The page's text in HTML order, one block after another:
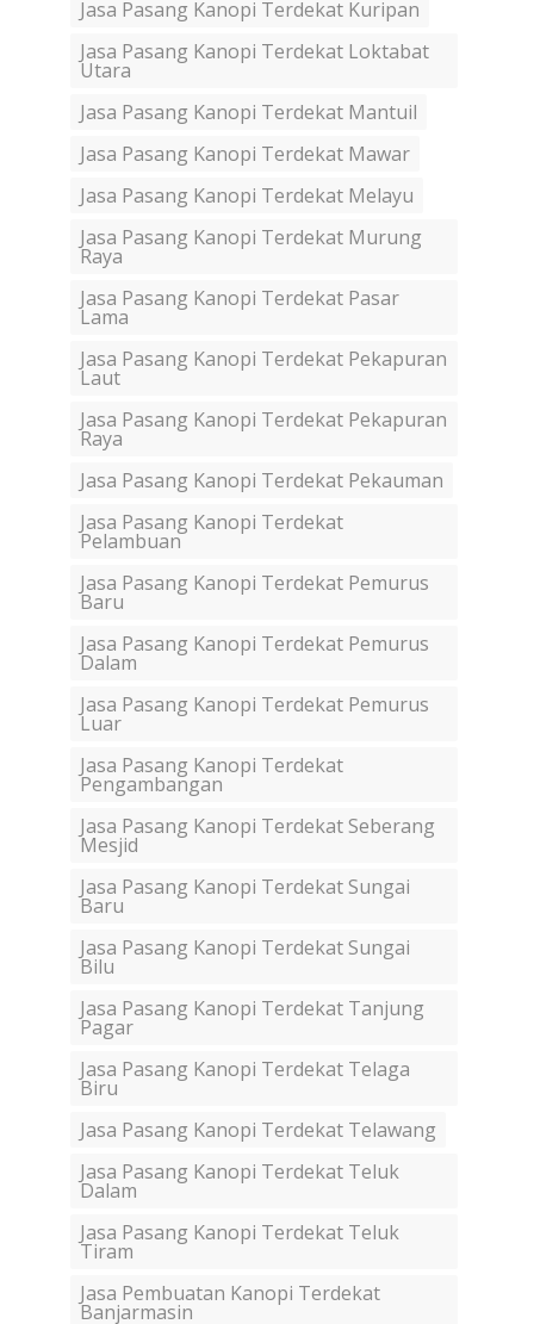
Jasa Pasang Kanopi Terdekat Kuripan
Jasa Pasang Kanopi Terdekat Loktabat
Utara
Jasa Pasang Kanopi Terdekat Mantuil
Jasa Pasang Kanopi Terdekat Mawar
Jasa Pasang Kanopi Terdekat Melayu
Jasa Pasang Kanopi Terdekat Murung
Raya
Jasa Pasang Kanopi Terdekat Pasar
Lama
Jasa Pasang Kanopi Terdekat Pekapuran
Laut
Jasa Pasang Kanopi Terdekat Pekapuran
Raya
Jasa Pasang Kanopi Terdekat Pekauman
Jasa Pasang Kanopi Terdekat
Pelambuan
Jasa Pasang Kanopi Terdekat Pemurus
Baru
Jasa Pasang Kanopi Terdekat Pemurus
Dalam
Jasa Pasang Kanopi Terdekat Pemurus
Luar
Jasa Pasang Kanopi Terdekat
Pengambangan
Jasa Pasang Kanopi Terdekat Seberang
Mesjid
Jasa Pasang Kanopi Terdekat Sungai
Baru
Jasa Pasang Kanopi Terdekat Sungai
Bilu
Jasa Pasang Kanopi Terdekat Tanjung
Pagar
Jasa Pasang Kanopi Terdekat Telaga
Biru
Jasa Pasang Kanopi Terdekat Telawang
Jasa Pasang Kanopi Terdekat Teluk
Dalam
Jasa Pasang Kanopi Terdekat Teluk
Tiram
Jasa Pembuatan Kanopi Terdekat
Banjarmasin